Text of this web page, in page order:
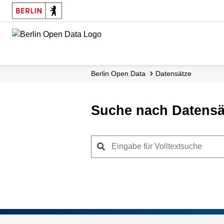
Skip
main
Berlin Open Data Datensätze
Suche nach